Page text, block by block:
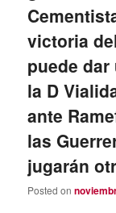
victoria
puede dar
la D
ante
las
jugarán
Posted on